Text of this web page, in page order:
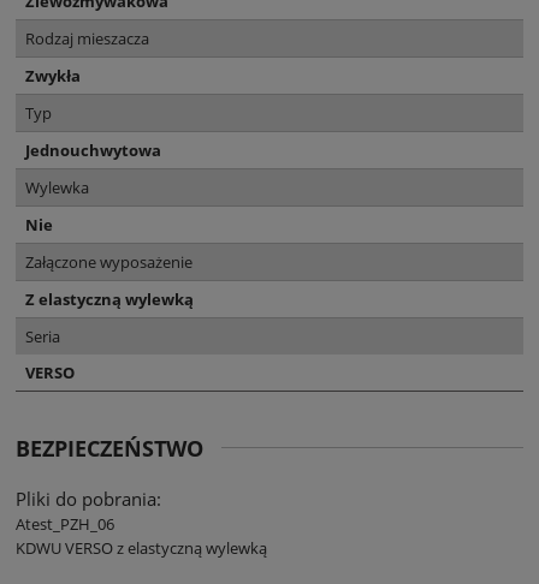
Rodzaj mieszacza
Zwykła
Typ
Jednouchwytowa
Wylewka
Nie
Załączone wyposażenie
Z elastyczną wylewką
Seria
VERSO
BEZPIECZEŃSTWO
Pliki do pobrania:
Atest_PZH_06
KDWU VERSO z elastyczną wylewką